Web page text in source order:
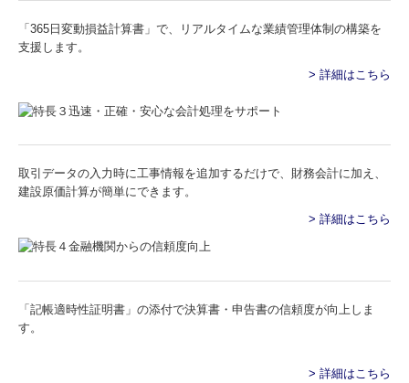
「365日変動損益計算書」で、リアルタイムな業績管理体制の構築を
支援します。
> 詳細はこちら
取引データの入力時に工事情報を追加するだけで、財務会計に加え、
建設原価計算が簡単にできます。
> 詳細はこちら
「記帳適時性証明書」の添付で決算書・申告書の信頼度が向上しま
す。
> 詳細はこちら